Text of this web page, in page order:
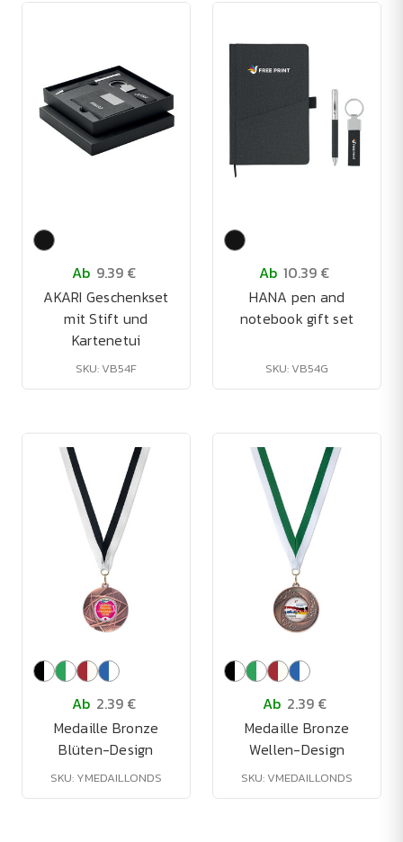
Ab 9.39 €
AKARI Geschenkset
mit Stift und
Kartenetui
SKU: VB54F
Ab 10.39 €
HANA pen and
notebook gift set
SKU: VB54G
Ab 2.39 €
Medaille Bronze
Blüten-Design
SKU: YMEDAILLONDS
Ab 2.39 €
Medaille Bronze
Wellen-Design
SKU: VMEDAILLONDS